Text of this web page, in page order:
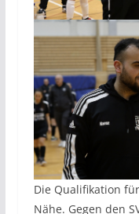
Die Qualifikation
Nähe. Gegen den